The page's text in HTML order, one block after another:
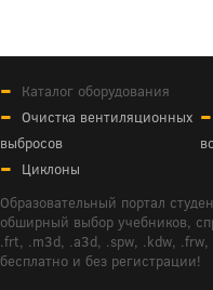
Каталог оборудования
Очистка вентиляционных
выбросов
Циклоны
Образовательный портал
обширный выбор учебников,
.frt, .m3d, .a3d, .spw, .kdw, .frw,
бесплатно и без регистрации!